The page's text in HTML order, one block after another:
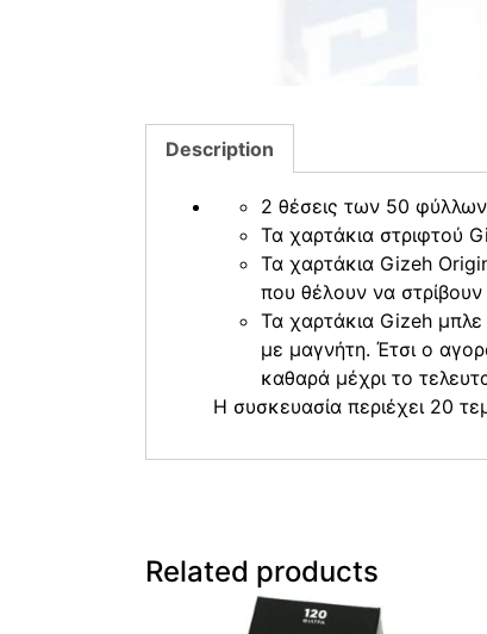
Description
2 θέσεις των 50
Τα χαρτάκια στριφτού
Τα χαρτάκια Gizeh
που θέλουν να
Τα χαρτάκια Gizeh μπλε
με μαγνήτη. Έτσι ο
καθαρά μέχρι το
Η συσκευασία περιέχει 20
Related products